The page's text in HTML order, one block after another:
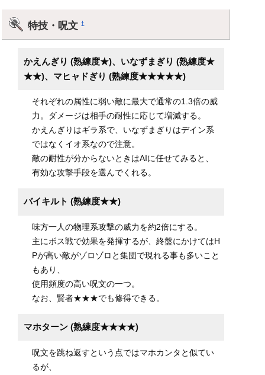
特技・呪文†
かえんぎり (熟練度★)、いなずまぎり (熟練度★
★★)、マヒャドぎり (熟練度★★★★★)
それぞれの属性に弱い敵に最大で通常の1.3倍の威
力。ダメージは相手の耐性に応じて増減する。
かえんぎりはギラ系で、いなずまぎりはデイン系
ではなくイオ系なので注意。
敵の耐性が分からないときはAIに任せてみると、
有効な攻撃手段を選んでくれる。
バイキルト (熟練度★★)
味方一人の物理系攻撃の威力を約2倍にする。
主にボス戦で効果を発揮するが、終盤にかけてはH
Pが高い敵がゾロゾロと集団で現れる事も多いこと
もあり、
使用頻度の高い呪文の一つ。
なお、賢者★★★でも修得できる。
マホターン (熟練度★★★★)
呪文を跳ね返すという点ではマホカンタと似てい
るが、